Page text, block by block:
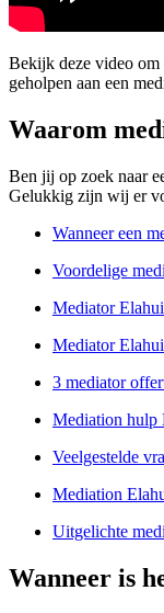
Bekijk deze video om
geholpen aan een
Waarom
Ben jij op zoek naar
Gelukkig zijn wij er
Wanneer een
Voordelige
Mediator
Mediator
3 mediator
Mediation hulp
Veelgestelde
Mediation
Uitgelichte
Wanneer is